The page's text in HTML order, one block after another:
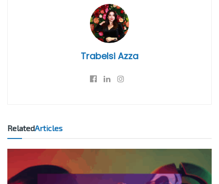
Trabelsi Azza
RelatedArticles